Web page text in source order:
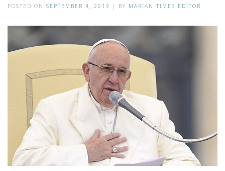
POSTED ON SEPTEMBER 4, 2019 BY MARIAN TIMES EDITOR